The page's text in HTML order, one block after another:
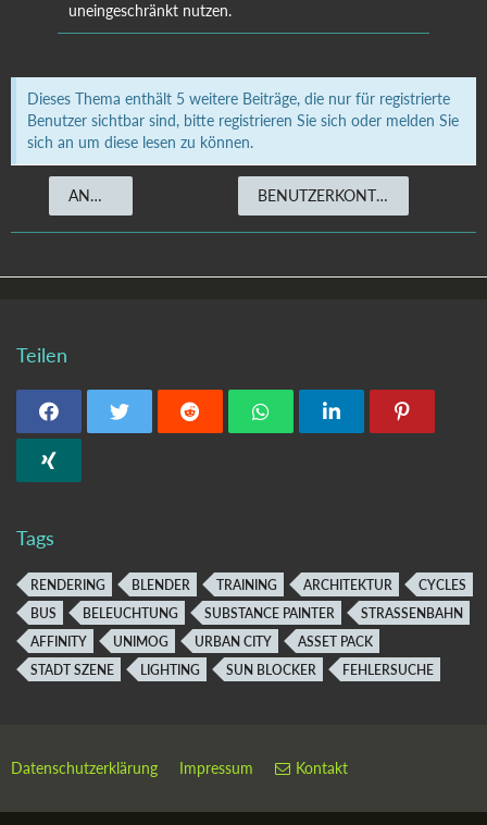
uneingeschränkt nutzen.
Dieses Thema enthält 5 weitere Beiträge, die nur für registrierte
Benutzer sichtbar sind, bitte registrieren Sie sich oder melden Sie
sich an um diese lesen zu können.
ANMELDEN BENUTZERKONTO ERSTELLEN
Teilen
Tags
RENDERING BLENDER TRAINING ARCHITEKTUR
CYCLES
BUS
BELEUCHTUNG SUBSTANCE PAINTER
STRASSENBAHN
AFFINITY
UNIMOG URBAN CITY
ASSET PACK
STADT SZENE
LIGHTING SUN BLOCKER FEHLERSUCHE
Datenschutzerklärung Impressum Kontakt